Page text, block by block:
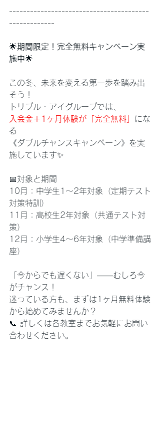
----------------------------------------
-------------
🌟期間限定！完全無料キャンペーン実
施中🌟
この冬、未来を変える第一歩を踏み出
そう！
トリプル・アイグループでは、
入会金＋1ヶ月体験が「完全無料」
にな
る
《ダブルチャンスキャンペーン》を実
施しています✨
📅対象と期間
10月：中学生1〜2年対象（定期テスト
対策特訓）
11月：高校生2年対象（共通テスト対
策）
12月：小学生4〜6年対象（中学準備講
座）
「今からでも遅くない」——むしろ今
がチャンス！
迷っている方も、まずは1ヶ月無料体験
から始めてみませんか？
📞 詳しくは各教室までお気軽にお問い
合わせください。